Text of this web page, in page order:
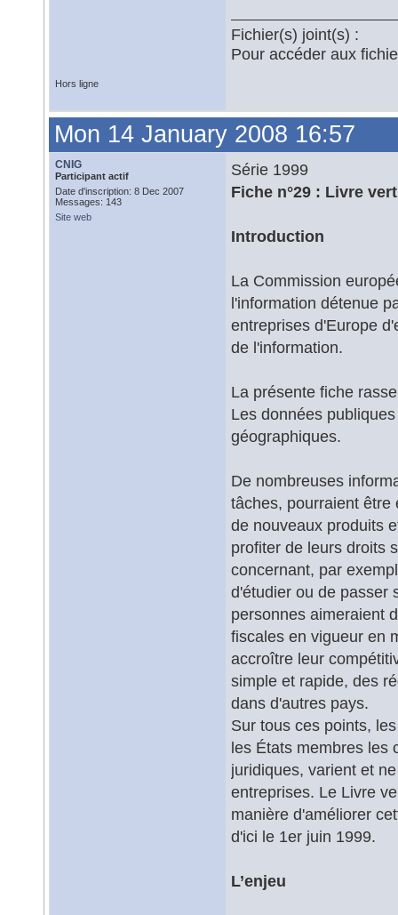
Fichier(s) joint(s) :
Pour accéder aux
Hors ligne
Mon 14 January 2008 16:57
CNIG
Participant actif
Date d'inscription: 8 Dec 2007
Messages: 143
Site web
Série 1999
Fiche n°29 : Livre
Introduction
La Commission
l'information détenue
entreprises d'Europe
de l'information.
La présente fiche
Les données
géographiques.
De nombreuses
tâches, pourraient être
de nouveaux produits
profiter de leurs droits
concernant, par
d'étudier ou de passer
personnes aimeraient
fiscales en vigueur en
accroître leur
simple et rapide, des
dans d'autres pays.
Sur tous ces points,
les États membres les
juridiques, varient et
entreprises. Le Livre
manière d'améliorer
d'ici le 1er juin 1999.
L’enjeu